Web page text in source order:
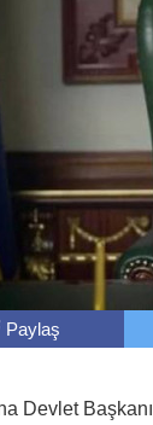
Paylaş
Devlet